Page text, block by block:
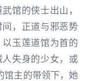
馆的侠士出山，
，正道与邪恶势
玉莲道馆为首的
失身的少女，或
馆主的带领下，她